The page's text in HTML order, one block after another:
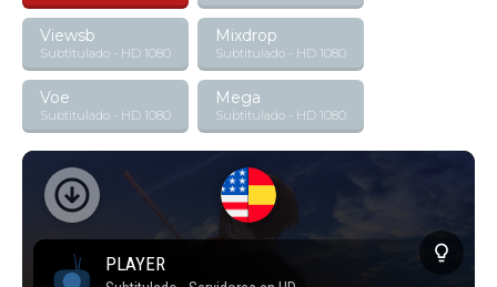
Viewsb
Subtitulado - HD 1080
Mixdrop
Subtitulado - HD 1080
Voe
Subtitulado - HD 1080
Mega
Subtitulado - HD 1080